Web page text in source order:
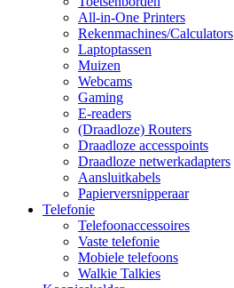
All-in-One Printers
Rekenmachines/Calculators
Laptoptassen
Muizen
Webcams
Gaming
E-readers
(Draadloze) Routers
Draadloze accesspoints
Draadloze netwerkadapters
Aansluitkabels
Papierversnipperaar
Telefonie
Telefoonaccessoires
Vaste telefonie
Mobiele telefoons
Walkie Talkies